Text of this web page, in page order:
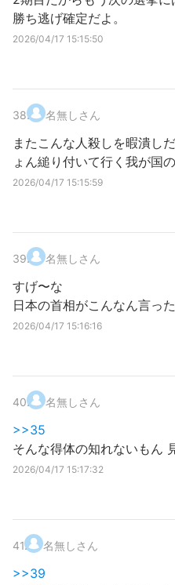
勝ち逃げ確定だよ。
2026/04/17 15:15:50
38. 名無しさん
またこんな人殺しを暇潰し
ょん縋り付いて行く我が国
2026/04/17 15:15:59
39. 名無しさん
すげ〜な
日本の首相がこんなん言っ
2026/04/17 15:16:16
40. 名無しさん
>>35
そんな得体の知れないもん
2026/04/17 15:17:32
41. 名無しさん
>>39